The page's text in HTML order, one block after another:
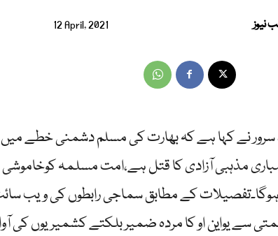
12 April, 2021 نیوز
سرور نے کہا ہے کہ بھارت کی مسلم دشمنی خطے میں
مذہبی آزادی کا قتل ہے،امت مسلمہ کوخاموشی
کے مطابق سماجی رابطوں کی ویب سائٹ
سے یواین او کا مردہ ضمیر بلکتے کشمیریوں کی